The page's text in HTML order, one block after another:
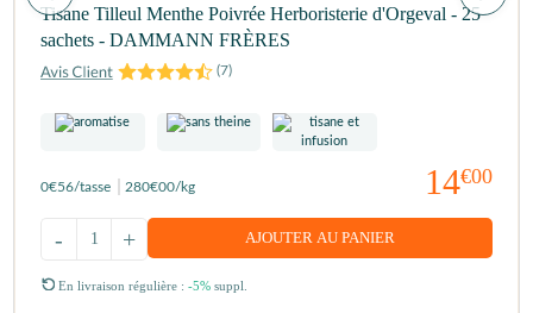
Tisane Tilleul Menthe Poivrée Herboristerie d'Orgeval - 25
sachets - DAMMANN FRÈRES
(7)
14€00
0€56/tasse 280€00/kg
+
- AJOUTER AU PANIER
En livraison régulière : -5% suppl.